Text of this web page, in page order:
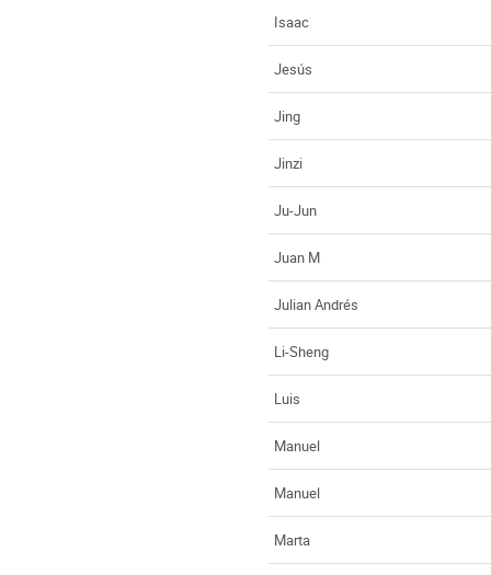
Isaac
Jesús
Jing
Jinzi
Ju-Jun
Juan M
Julian Andrés
Li-Sheng
Luis
Manuel
Manuel
Marta